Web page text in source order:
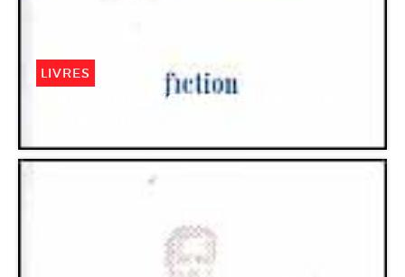
LIVRES
Roubaud/Lévêque, «Alice et les